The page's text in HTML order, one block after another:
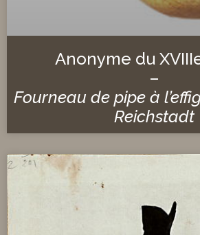
Anonyme du
–
Fourneau de pipe à
Reichstadt